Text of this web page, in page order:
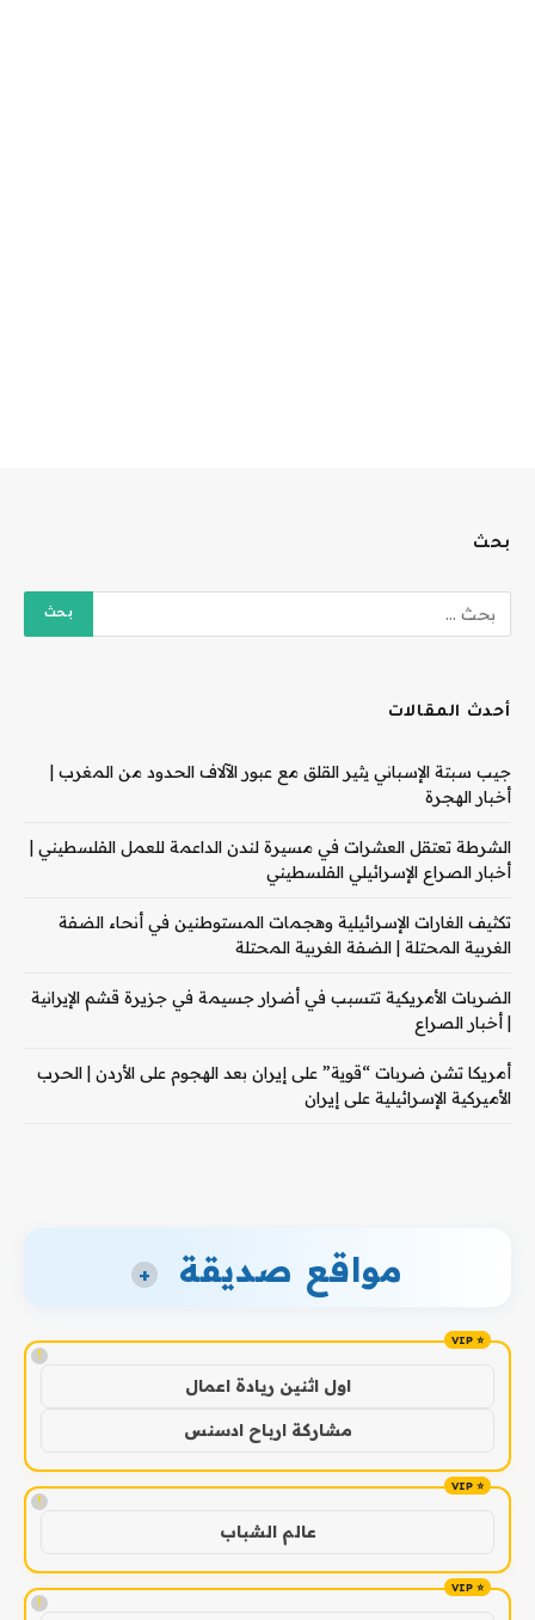
بحث
أحدث المقالات
جيب سبتة الإسباني يثير القلق مع عبور الآلاف الحدود من المغرب |
أخبار الهجرة
الشرطة تعتقل العشرات في مسيرة لندن الداعمة للعمل الفلسطيني |
أخبار الصراع الإسرائيلي الفلسطيني
تكثيف الغارات الإسرائيلية وهجمات المستوطنين في أنحاء الضفة
الغربية المحتلة | الضفة الغربية المحتلة
الضربات الأمريكية تتسبب في أضرار جسيمة في جزيرة قشم الإيرانية
| أخبار الصراع
أمريكا تشن ضربات “قوية” على إيران بعد الهجوم على الأردن | الحرب
الأميركية الإسرائيلية على إيران
مواقع صديقة +
!
اول اثنين ريادة اعمال
مشاركة ارباح ادسنس
!
عالم الشباب
!